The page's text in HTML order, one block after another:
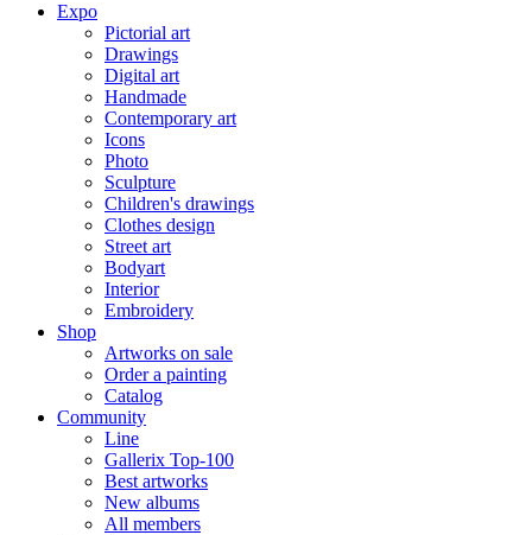
Expo
Pictorial art
Drawings
Digital art
Handmade
Contemporary art
Icons
Photo
Sculpture
Children's drawings
Clothes design
Street art
Bodyart
Interior
Embroidery
Shop
Artworks on sale
Order a painting
Catalog
Community
Line
Gallerix Top-100
Best artworks
New albums
All members